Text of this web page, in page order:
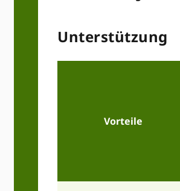
Unterstützung
Vorteile